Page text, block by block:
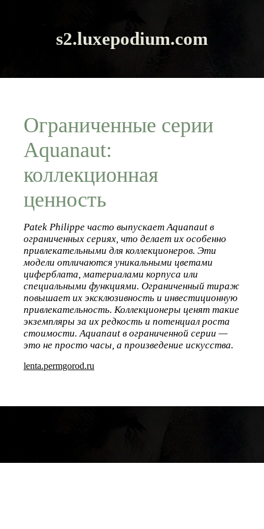
s2.luxepodium.com
Ограниченные серии
Aquanaut:
коллекционная
ценность
Patek Philippe часто выпускает Aquanaut в
ограниченных сериях, что делает их особенно
привлекательными для коллекционеров. Эти
модели отличаются уникальными цветами
циферблата, материалами корпуса или
специальными функциями. Ограниченный тираж
повышает их эксклюзивность и инвестиционную
привлекательность. Коллекционеры ценят такие
экземпляры за их редкость и потенциал роста
стоимости. Aquanaut в ограниченной серии —
это не просто часы, а произведение искусства.
lenta.permgorod.ru